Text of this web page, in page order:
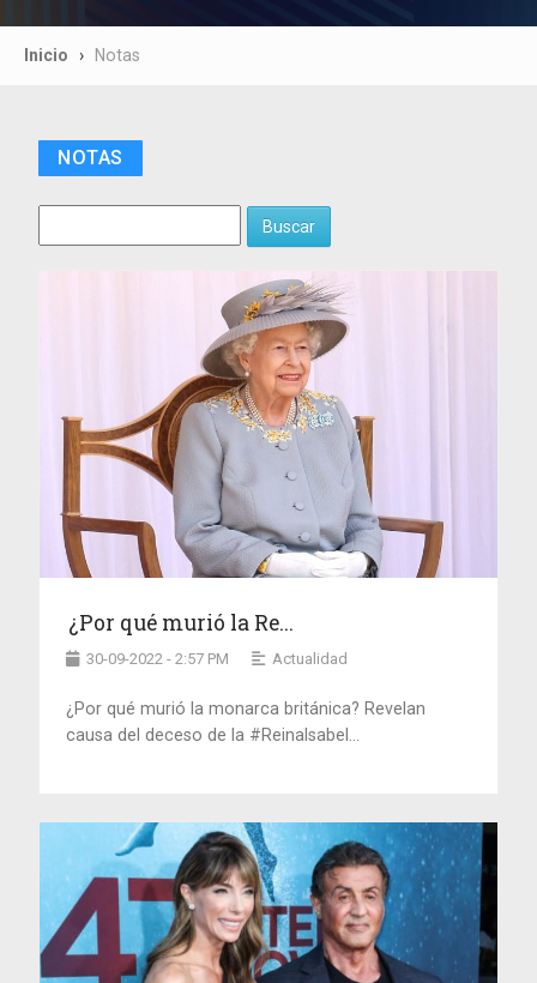
Inicio Notas
NOTAS
Buscar
¿Por qué murió la Re...
30-09-2022 - 2:57 PM Actualidad
¿Por qué murió la monarca británica? Revelan
causa del deceso de la #ReinaIsabel...